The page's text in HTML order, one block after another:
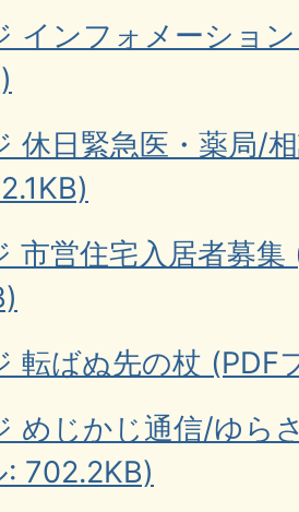
インフォメーショ
休日緊急医・薬局/
市営住宅入居者募
転ばぬ先の杖 (PDF
めじかじ通信/ゆら
702.2KB)